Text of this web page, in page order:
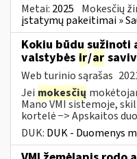
Metai: 2025 Mokesčių
įstatymų pakeitimai »
Kokiu būdu sužinoti
valstybės ir/ar
Web turinio sąrašas
Jei mokesčių
Mano VMI sistemoje,
kortelė −> Apskaitos
DUK: DUK - Duomenys